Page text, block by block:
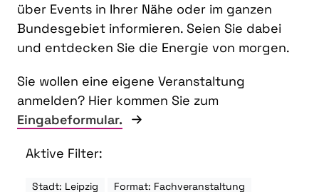
über Events in Ihrer Nähe oder im ganzen
Bundesgebiet informieren. Seien Sie dabei
und entdecken Sie die Energie von morgen.
Sie wollen eine eigene Veranstaltung
anmelden? Hier kommen Sie zum
Eingabeformular.
Aktive Filter:
Stadt: Leipzig
Format: Fachveranstaltung